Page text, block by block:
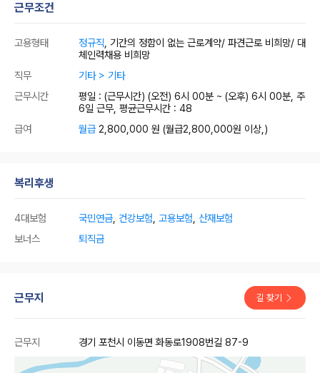
근무조건
고용형태 정규직 , 기간의 정함이 없는 근로계약/ 파견근로 비희망/ 대
체인력채용 비희망
직무
기타 > 기타
근무시간
평일 : (근무시간) (오전) 6시 00분 ~ (오후) 6시 00분, 주
6일 근무, 평균근무시간 : 48
급여
월급 2,800,000 원 (월급2,800,000원 이상,)
복리후생
4대보험 국민연금 건강보험 고용보험 산재보험
보너스
퇴직금
근무지 길 찾기
근무지 경기 포천시 이동면 화동로1908번길 87-9